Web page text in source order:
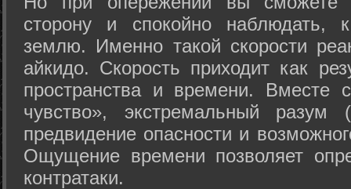
сторону и спокойно наблюдать,
землю. Именно такой скорости
айкидо. Скорость приходит как
пространства и времени. Вместе
чувство», экстремальный разум
предвидение опасности и
Ощущение времени позволяет
контратаки.